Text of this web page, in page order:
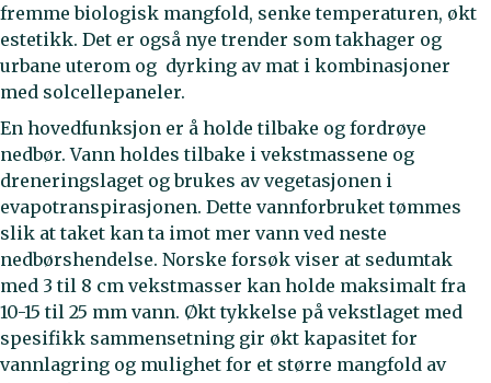
fremme biologisk mangfold, senke temperaturen, økt
estetikk. Det er også nye trender som takhager og
urbane uterom og dyrking av mat i kombinasjoner
med solcellepaneler.
En hovedfunksjon er å holde tilbake og fordrøye
nedbør. Vann holdes tilbake i vekstmassene og
dreneringslaget og brukes av vegetasjonen i
evapotranspirasjonen. Dette vannforbruket tømmes
slik at taket kan ta imot mer vann ved neste
nedbørshendelse. Norske forsøk viser at sedumtak
med 3 til 8 cm vekstmasser kan holde maksimalt fra
10-15 til 25 mm vann. Økt tykkelse på vekstlaget med
spesifikk sammensetning gir økt kapasitet for
vannlagring og mulighet for et større mangfold av